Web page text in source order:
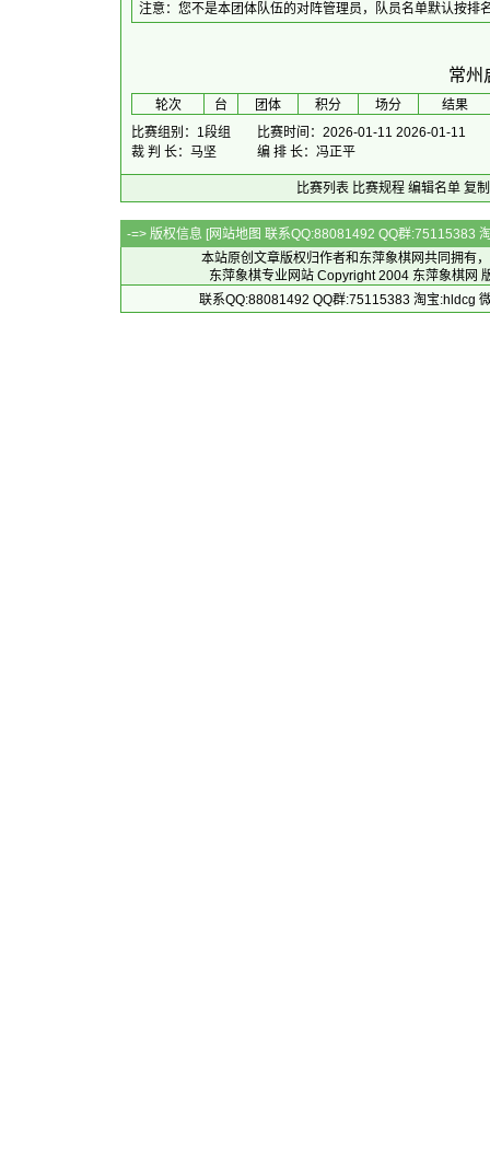
注意：您不是本团体队伍的对阵管理员，队员名单默认按
常州
轮次 台 团体 积分 场分
结果
比赛组别：1段组
比赛时间：2026-01-11 2026-01-11
裁 判 长：马坚
编 排 长：冯正平
比赛列表 比赛规程 编辑名单 复
-=> 版权信息 [网站地图 联系QQ:88081492 QQ群:75115383
本站原创文章版权归作者和 东萍象棋网共同拥有
东萍象棋专业网站 Copyright 2004 东萍象棋网
联系QQ:88081492 QQ群:75115383 淘宝:hldcg